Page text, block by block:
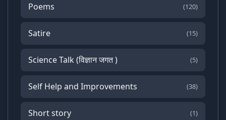
Poems (120)
Satire (15)
Science Talk (विज्ञान जगत ) (5)
Self Help and Improvements (38)
Short story (1)